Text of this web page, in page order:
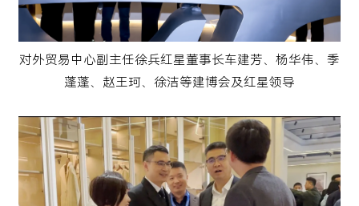
对外贸易中心副主任徐兵红星董事长车建芳、杨华伟、季
蓬蓬、赵王珂、徐洁等建博会及红星领导